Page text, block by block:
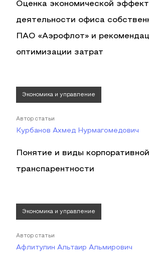
Оценка экономической
деятельности офиса
ПАО «Аэрофлот» и
оптимизации затрат
Экономика и управление
Автор статьи
Курбанов Ахмед Нурмагомедович
Понятие и виды корпоративной
транспарентности
Экономика и управление
Автор статьи
Афлитулин Альтаир Альмирович